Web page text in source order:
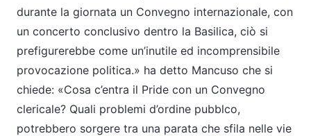
durante la giornata un Convegno internazionale, con
un concerto conclusivo dentro la Basilica, ciò si
prefigurerebbe come un’inutile ed incomprensibile
provocazione politica.» ha detto Mancuso che si
chiede: «Cosa c’entra il Pride con un Convegno
clericale? Quali problemi d’ordine pubblco,
potrebbero sorgere tra una parata che sfila nelle vie